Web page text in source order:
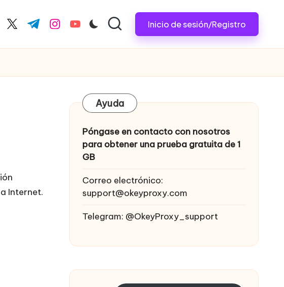
twitter.com
t.me instagram.com
youtube.com Inicio de sesión/Registro
Internet.
Ayuda
Póngase en contacto con nosotros
para obtener una prueba gratuita de 1
GB
Correo electrónico:
support@okeyproxy.com
Telegram: @OkeyProxy_support